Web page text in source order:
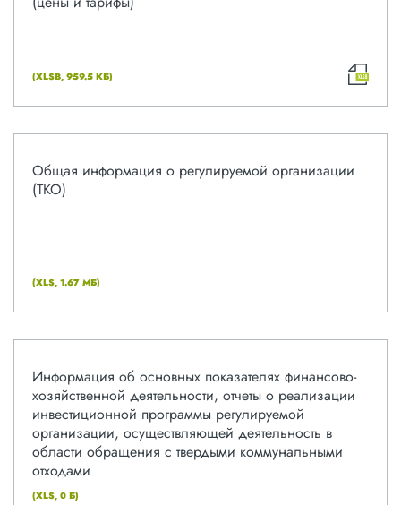
(XLSB, 959.5 КБ)
Общая информация о регулируемой организации
(ТКО)
(XLS, 1.67 МБ)
Информация об основных показателях финансово-
хозяйственной деятельности, отчеты о реализации
инвестиционной программы регулируемой
организации, осуществляющей деятельность в
области обращения с твердыми коммунальными
отходами
(XLS, 0 Б)